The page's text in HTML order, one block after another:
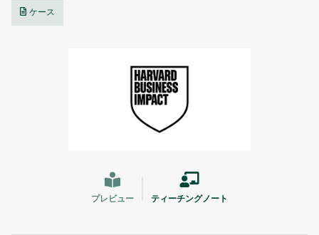
ケース
プレビュー ティーチングノート